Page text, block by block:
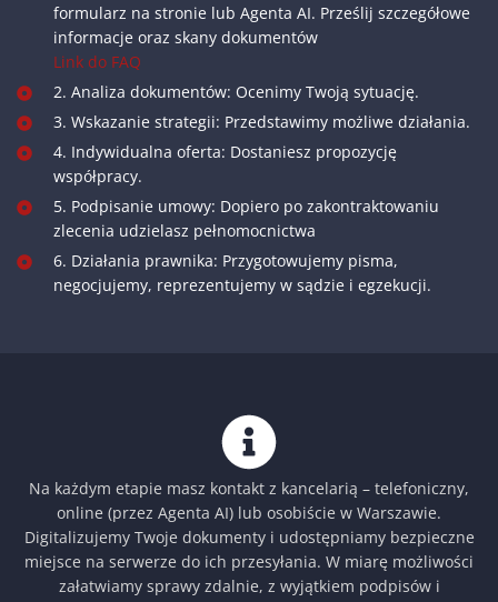
formularz na stronie lub Agenta AI. Prześlij szczegółowe
informacje oraz skany dokumentów
Link do FAQ
2. Analiza dokumentów: Ocenimy Twoją sytuację.
3. Wskazanie strategii: Przedstawimy możliwe działania.
4. Indywidualna oferta: Dostaniesz propozycję
współpracy.
5. Podpisanie umowy: Dopiero po zakontraktowaniu
zlecenia udzielasz pełnomocnictwa
6. Działania prawnika: Przygotowujemy pisma,
negocjujemy, reprezentujemy w sądzie i egzekucji.
Na każdym etapie masz kontakt z kancelarią – telefoniczny,
online (przez Agenta AI) lub osobiście w Warszawie.
Digitalizujemy Twoje dokumenty i udostępniamy bezpieczne
miejsce na serwerze do ich przesyłania. W miarę możliwości
załatwiamy sprawy zdalnie, z wyjątkiem podpisów i